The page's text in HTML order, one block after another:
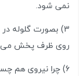
نمی شود.
روی ظرف پخش می
6) چرا نیروی هم